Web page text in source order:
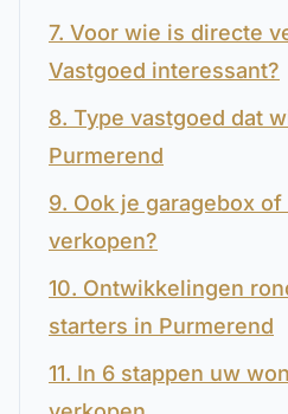
7. Voor wie is directe
Vastgoed interessant?
8. Type vastgoed dat
Purmerend
9. Ook je garagebox
verkopen?
10. Ontwikkelingen
starters in Purmerend
11. In 6 stappen uw